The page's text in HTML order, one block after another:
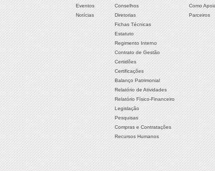
Eventos
Notícias
Conselhos
Diretorias
Fichas Técnicas
Estatuto
Regimento Interno
Contrato de Gestão
Certidões
Certificações
Balanço Patrimonial
Relatório de Atividades
Relatório Físico-Financeiro
Legislação
Pesquisas
Compras e Contratações
Recursos Humanos
Como
Parceiros